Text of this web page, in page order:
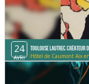
24
AVRI
Toulouse Lautrec créateur
Hôtel de Caumont Aix